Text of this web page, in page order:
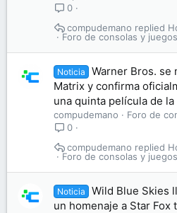
0
Foro de consolas y juegos
compudemano
Noticia
Warner Bros. se
Matrix y confirma
una quinta película de la
compudemano
Foro de
0
Foro de consolas y juegos
compudemano
Noticia
Wild Blue Skies
un homenaje a Star Fox